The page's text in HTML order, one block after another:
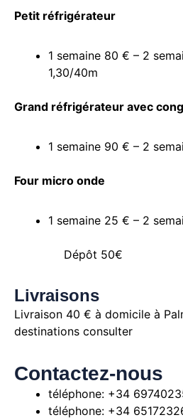
Petit réfrigérateur
1 semaine 80 € – 2
1,30/40m
Grand réfrigérateur avec
1 semaine 90 € – 2
Four micro onde
1 semaine 25 € – 2
Dépôt 50€
Livraisons
Livraison 40 € à domicile à
destinations consulter
Contactez-nous
téléphone: +34
téléphone: +34